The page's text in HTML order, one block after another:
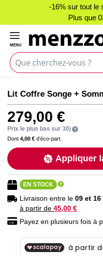
-16% sur tout le
Plus que
MENU
to
the
end
of
the
images
gallery
to
the
beginning
of
the
images
gallery
Lit Coffre Songe +
279,00 €
Prix le plus bas sur 30j
Dont 4,00 € d’éco-part.
Appliquer
EN STOCK
Livraison entre le 09 et
à partir de 45,00 €
Payez en plusieurs fois à